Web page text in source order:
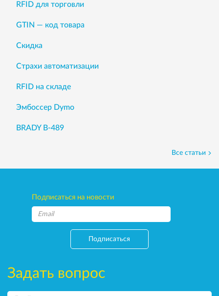
RFID для торговли
GTIN — код товара
Скидка
Страхи автоматизации
RFID на складе
Эмбоссер Dymo
BRADY B-489
Все статьи
Подписаться на новости
Подписаться
Задать вопрос